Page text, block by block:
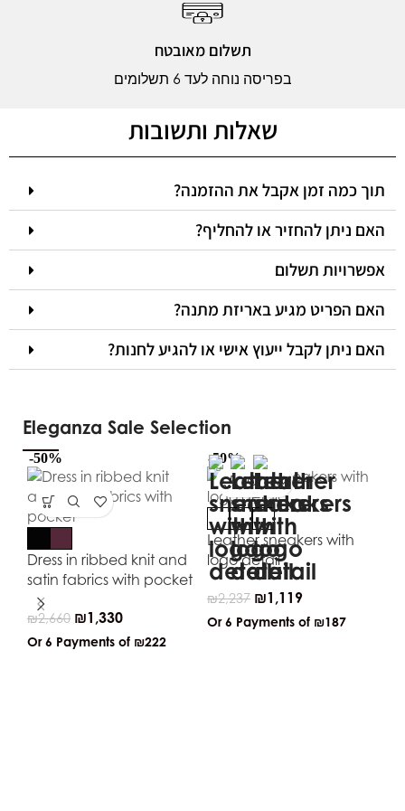
תשלום מאובטח
בפריסה נוחה לעד 6 תשלומים
שאלות ותשובות
תוך כמה זמן אקבל את ההזמנה?
האם ניתן להחזיר או להחליף?
אפשרויות תשלום
האם הפריט מגיע באריזת מתנה?
האם ניתן לקבל ייעוץ אישי או להגיע לחנות?
Eleganza Sale Selection
-50%
Dress in ribbed knit and
satin fabrics with pocket
₪2,660 ₪1,330
Or 6 Payments of ₪222
-50%
Leather sneakers with
logo detail
₪2,237 ₪1,119
Or 6 Payments of ₪187